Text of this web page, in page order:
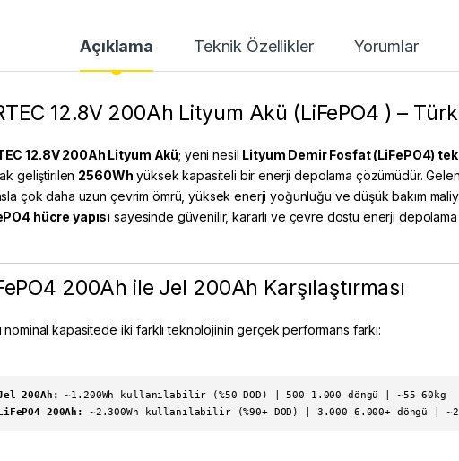
Açıklama Teknik Özellikler Yorumlar
12.8V 200Ah Lityum Akü (LiFePO4 ) –
12.8V 200Ah Lityum Akü; yeni nesil Lityum Demir Fosfat (LiFePO4)
geliştirilen 2560Wh yüksek kapasiteli bir enerji depolama çözümüdür.
çok daha uzun çevrim ömrü, yüksek enerji yoğunluğu ve düşük bakım
hücre yapısı sayesinde güvenilir, kararlı ve çevre dostu enerji depolama
200Ah ile Jel 200Ah Karşılaştırması
nominal kapasitede iki farklı teknolojinin gerçek performans farkı:
200Ah: ~1.200Wh kullanılabilir (%50 DOD) | 500–1.000 döngü | ~55–60kg
200Ah:
~2.300Wh kullanılabilir (%90+ DOD) | 3.000–6.000+ döngü |